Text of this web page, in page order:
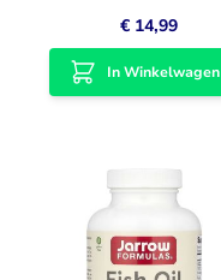
€ 14,99
In Winkelwagen